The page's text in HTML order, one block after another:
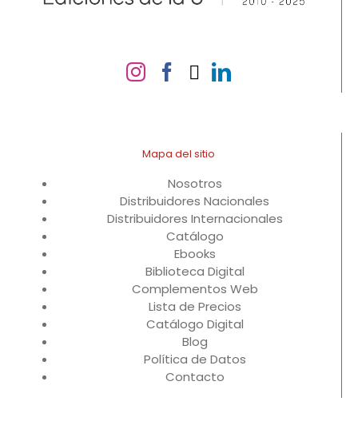
Mapa del sitio
Nosotros
Distribuidores Nacionales
Distribuidores Internacionales
Catálogo
Ebooks
Biblioteca Digital
Complementos Web
Lista de Precios
Catálogo Digital
Blog
Política de Datos
Contacto